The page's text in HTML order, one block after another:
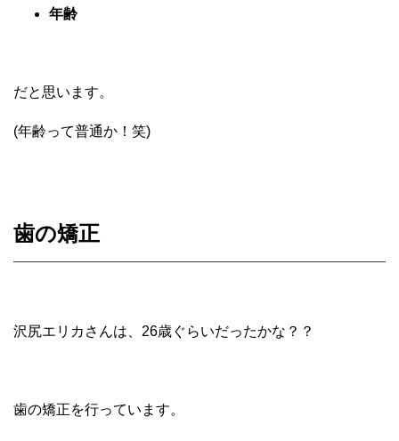
年齢
だと思います。
(年齢って普通か！笑)
歯の矯正
沢尻エリカさんは、26歳ぐらいだったかな？？
歯の矯正を行っています。